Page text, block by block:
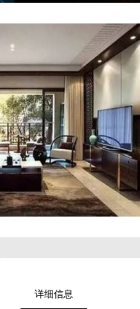
详细信息